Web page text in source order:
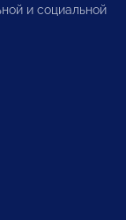
и социальной